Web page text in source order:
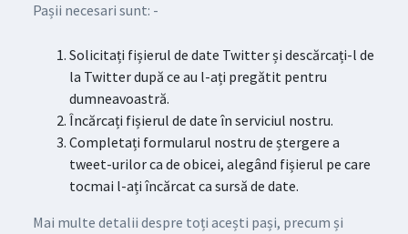
Pașii necesari sunt: -
Solicitați fișierul de date Twitter și descărcați-l de
la Twitter după ce au l-ați pregătit pentru
dumneavoastră.
Încărcați fișierul de date în serviciul nostru.
Completați formularul nostru de ștergere a
tweet-urilor ca de obicei, alegând fișierul pe care
tocmai l-ați încărcat ca sursă de date.
Mai multe detalii despre toți acești pași, precum și